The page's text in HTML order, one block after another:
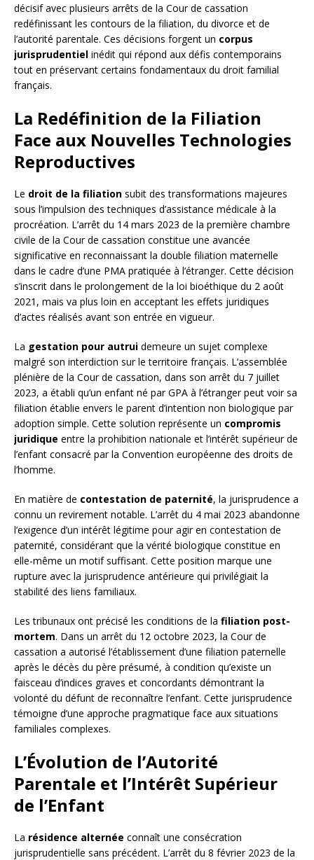
décisif avec plusieurs arrêts de la Cour de cassation
redéfinissant les contours de la filiation, du divorce et de
l’autorité parentale. Ces décisions forgent un corpus
jurisprudentiel inédit qui répond aux défis contemporains
tout en préservant certains fondamentaux du droit familial
français.
La Redéfinition de la Filiation
Face aux Nouvelles Technologies
Reproductives
Le droit de la filiation subit des transformations majeures
sous l’impulsion des techniques d’assistance médicale à la
procréation. L’arrêt du 14 mars 2023 de la première chambre
civile de la Cour de cassation constitue une avancée
significative en reconnaissant la double filiation maternelle
dans le cadre d’une PMA pratiquée à l’étranger. Cette décision
s’inscrit dans le prolongement de la loi bioéthique du 2 août
2021, mais va plus loin en acceptant les effets juridiques
d’actes réalisés avant son entrée en vigueur.
La gestation pour autrui demeure un sujet complexe
malgré son interdiction sur le territoire français. L’assemblée
plénière de la Cour de cassation, dans son arrêt du 7 juillet
2023, a établi qu’un enfant né par GPA à l’étranger peut voir sa
filiation établie envers le parent d’intention non biologique par
adoption simple. Cette solution représente un compromis
juridique entre la prohibition nationale et l’intérêt supérieur de
l’enfant consacré par la Convention européenne des droits de
l’homme.
En matière de contestation de paternité, la jurisprudence a
connu un revirement notable. L’arrêt du 4 mai 2023 abandonne
l’exigence d’un intérêt légitime pour agir en contestation de
paternité, considérant que la vérité biologique constitue en
elle-même un motif suffisant. Cette position marque une
rupture avec la jurisprudence antérieure qui privilégiait la
stabilité des liens familiaux.
Les tribunaux ont précisé les conditions de la filiation post-
mortem. Dans un arrêt du 12 octobre 2023, la Cour de
cassation a autorisé l’établissement d’une filiation paternelle
après le décès du père présumé, à condition qu’existe un
faisceau d’indices graves et concordants démontrant la
volonté du défunt de reconnaître l’enfant. Cette jurisprudence
témoigne d’une approche pragmatique face aux situations
familiales complexes.
L’Évolution de l’Autorité
Parentale et l’Intérêt Supérieur
de l’Enfant
La résidence alternée connaît une consécration
jurisprudentielle sans précédent. L’arrêt du 8 février 2023 de la